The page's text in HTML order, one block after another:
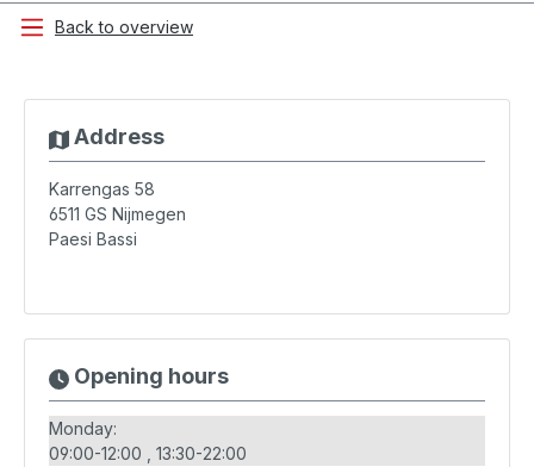
Back to overview
Address
Karrengas 58
6511 GS Nijmegen
Paesi Bassi
Opening hours
Monday:
09:00-12:00
13:30-22:00